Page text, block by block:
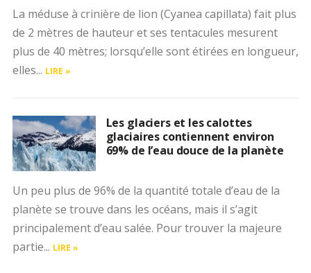
La méduse à crinière de lion (Cyanea capillata) fait plus
de 2 mètres de hauteur et ses tentacules mesurent
plus de 40 mètres; lorsqu’elle sont étirées en longueur,
elles... LIRE »
Les glaciers et les calottes
glaciaires contiennent environ
69% de l’eau douce de la planète
Un peu plus de 96% de la quantité totale d’eau de la
planète se trouve dans les océans, mais il s’agit
principalement d’eau salée. Pour trouver la majeure
partie... LIRE »